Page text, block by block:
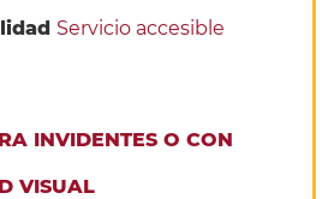
Servicio accesible
INVIDENTES O CON
VISUAL